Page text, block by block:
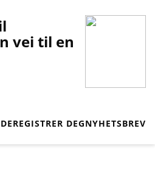
vei til en
REGISTRER DEGNYHETSBREV